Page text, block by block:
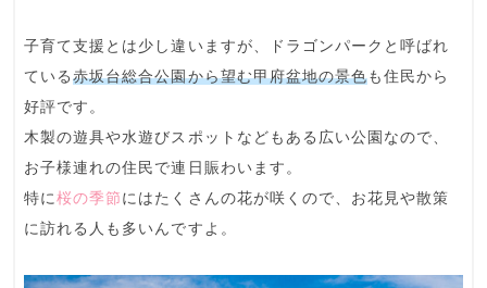
子育て支援とは少し違いますが、 ドラゴンパーク と呼ばれ
ている赤坂台総合公園から望む甲府盆地の景色も住民から
好評です。
木製の遊具や水遊びスポットなどもある広い公園なので、
お子様連れの住民で連日賑わいます。
特に桜の季節 にはたくさんの花が咲くので、お花見や散策
に訪れる人も多いんですよ。